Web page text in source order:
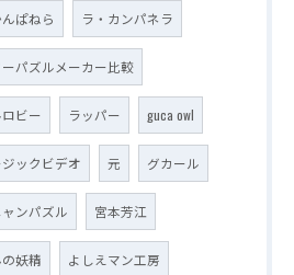
ぱねら ラ・カンパネラ
パズルメーカー比較
ビー ラッパー guca owl
ックビデオ 元 グカール
ンパズル 宮本芳江
妖精 よしえマン工房